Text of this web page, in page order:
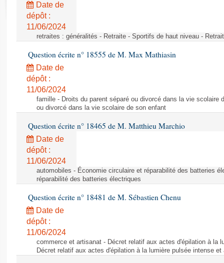
Rapports sur l'application des lois
Baromètre de l’application des lois
Budget et sécurité sociale
Questions écrites et orales
Comptes rendus des débats
Date de
dépôt :
11/06/2024
retraites : généralités - Retraite - Sportifs de haut niveau -
Question écrite n° 18555 de M. Max Mathiasin
Date de
dépôt :
11/06/2024
famille - Droits du parent séparé ou divorcé dans la vie scolaire
ou divorcé dans la vie scolaire de son enfant
Question écrite n° 18465 de M. Matthieu Marchio
Date de
dépôt :
11/06/2024
automobiles - Économie circulaire et réparabilité des batteries
réparabilité des batteries électriques
Question écrite n° 18481 de M. Sébastien Chenu
Date de
dépôt :
11/06/2024
commerce et artisanat - Décret relatif aux actes d'épilation à la
Décret relatif aux actes d'épilation à la lumière pulsée intense et